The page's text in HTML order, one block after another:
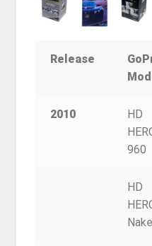
Release
2010
HD
960
HD